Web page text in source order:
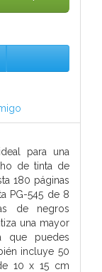
para una
de tinta de
180 páginas
PG-545 de 8
de negros
una mayor
que puedes
incluye 50
10 x 15 cm